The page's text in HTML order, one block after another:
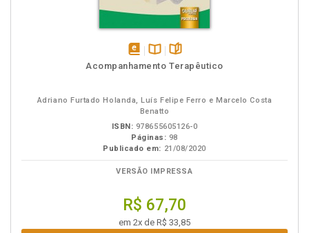
disponívelDisponível
páginas
Acompanhamento Terapêutico
Adriano Furtado Holanda, Luís Felipe Ferro e Marcelo Costa
Benatto
ISBN: 978655605126-0
Páginas: 98
Publicado em: 21/08/2020
VERSÃO IMPRESSA
R$ 67,70
em 2x de R$ 33,85